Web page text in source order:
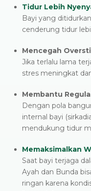
Tidur Lebih
Bayi yang
cenderung tidur
Mencegah
Jika terlalu lama
stres meningkat
Membantu
Dengan pola
internal bayi
mendukung tidur
Memaksimalkan
Saat bayi terjaga
Ayah dan Bunda
ringan karena